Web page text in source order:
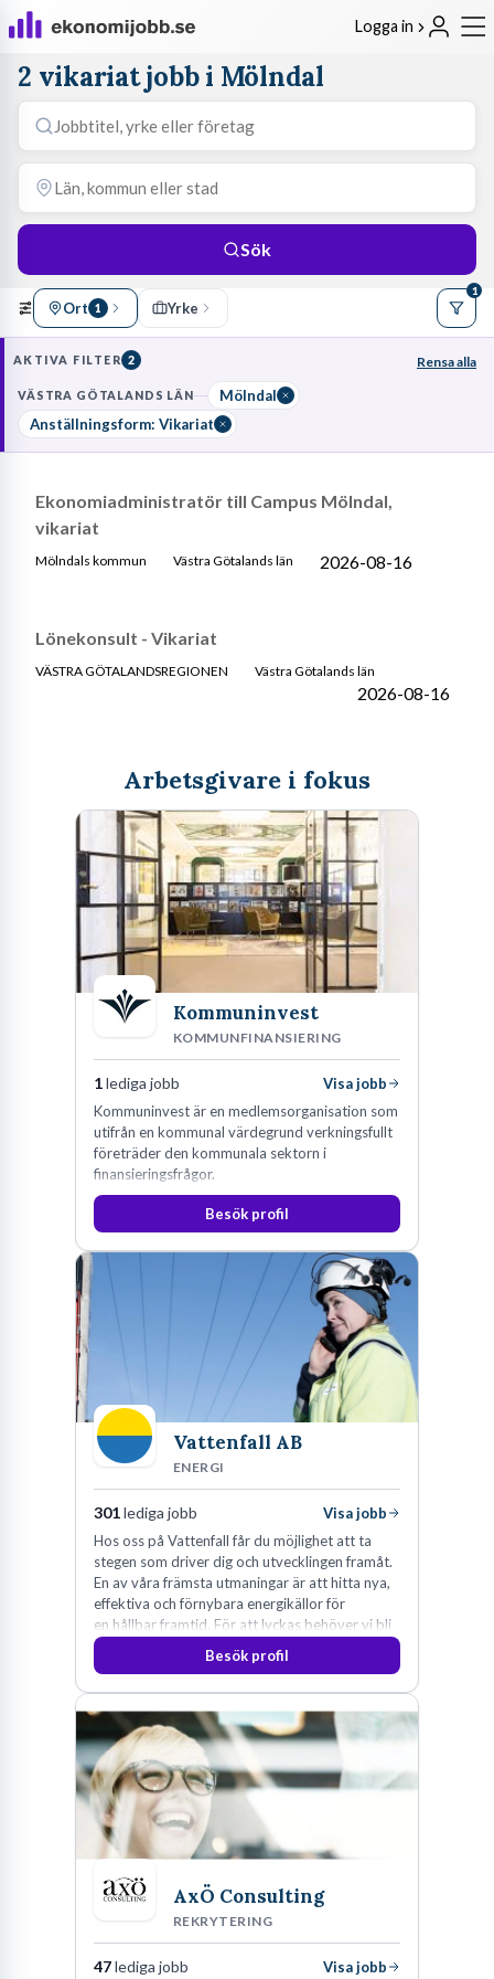
Logga in
2 vikariat jobb i Mölndal
Sök
Ort 1 Yrke
1
AKTIVA FILTER 2 Rensa alla
VÄSTRA GÖTALANDS LÄN
Mölndal
Anställningsform: Vikariat
Ekonomiadministratör till Campus Mölndal,
vikariat
Mölndals kommun Västra Götalands län 2026-08-16
Lönekonsult - Vikariat
VÄSTRA GÖTALANDSREGIONEN Västra Götalands län
2026-08-16
Arbetsgivare i fokus
Kommuninvest
KOMMUNFINANSIERING
1lediga jobb
Visa jobb
Kommuninvest är en medlemsorganisation som
utifrån en kommunal värdegrund verkningsfullt
företräder den kommunala sektorn i
finansieringsfrågor.
Besök profil
Vattenfall AB
ENERGI
301lediga jobb
Visa jobb
Hos oss på Vattenfall får du möjlighet att ta
stegen som driver dig och utvecklingen framåt.
En av våra främsta utmaningar är att hitta nya,
effektiva och förnybara energikällor för
en hållbar framtid. För att lyckas behöver vi bli
fler medarbetare som vill göra skillnad.
Besök profil
AxÖ Consulting
REKRYTERING
47lediga jobb Visa jobb